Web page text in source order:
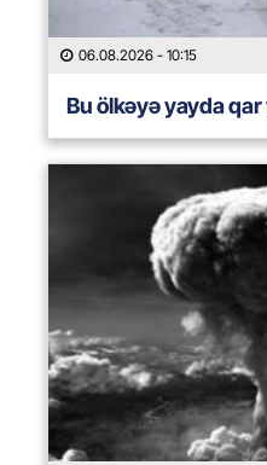
06.08.2026 - 10:15
Bu ölkəyə yayda qar